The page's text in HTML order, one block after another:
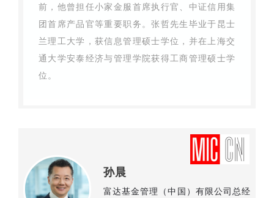
前，他曾担任小家金服首席执行官、中证信用集
团首席产品官等重要职务。张哲先生毕业于昆士
兰理工大学，获信息管理硕士学位，并在上海交
通大学安泰经济与管理学院获得工商管理硕士学
位。
孙晨
富达基金管理（中国）有限公司总经